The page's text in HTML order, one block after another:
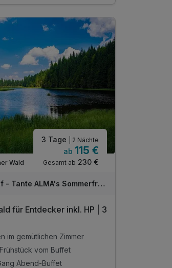
für Ihr Rad
kostenlos a. d.
auf Anfrage n.
Land**
Pool- und Saunabereichs
möglich
Wald
3 Tage | 2 Nächte
ab 115 €
Gesamt ab 230 €
Hotel Sonnenhof - Tante ALMA's Sommerfrische
für Entdecker inkl. HP | 3
im gemütlichen Zimmer
vom Buffet
Abend-Buffet